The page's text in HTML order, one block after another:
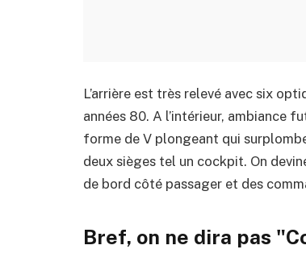
L’arrière est très relevé avec six
années 80. A l’intérieur, ambiance
forme de V plongeant qui
deux sièges tel un cockpit. On
de bord côté passager et des
Bref, on ne dira pas